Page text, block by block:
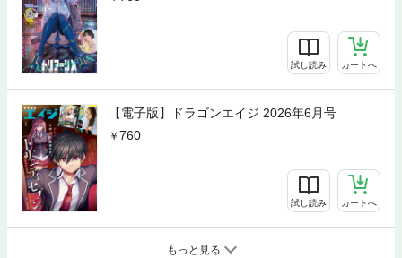
試し読み カートへ
【電子版】ドラゴンエイジ 2026年6月号
760
試し読み カートへ
もっと見る